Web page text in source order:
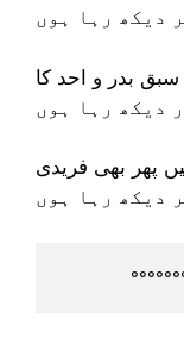
دیکھ رہا ہوں
بدر و احد کا
دیکھ رہا ہوں
پھر بھی فریدی
دیکھ رہا ہوں